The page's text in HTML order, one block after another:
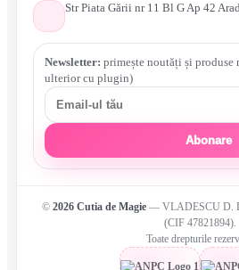
Str Piata Gării nr 11 Bl G Ap 42 Arad
Newsletter: primește noutăți și produse
ulterior cu plugin)
Abonare
© 2026 Cutia de Magie — VLADESCU D.
(CIF 47821894).
Toate drepturile